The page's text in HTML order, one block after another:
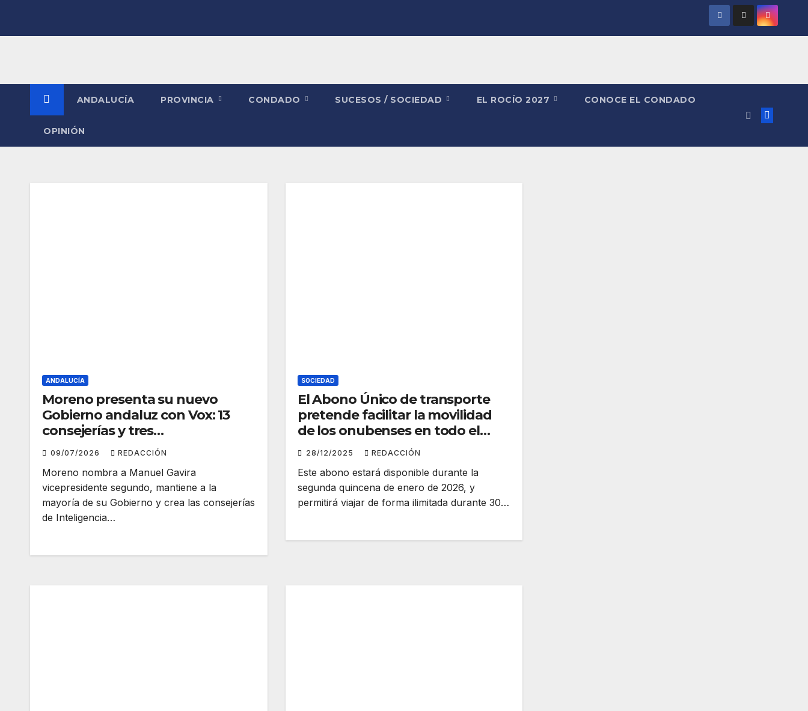
ANDALUCÍA PROVINCIA CONDADO SUCESOS / SOCIEDAD EL ROCÍO 2027 CONOCE EL CONDADO
OPINIÓN
ANDALUCÍA
Moreno presenta su nuevo
Gobierno andaluz con Vox: 13
consejerías y tres
vicepresidencias
09/07/2026 REDACCIÓN
Moreno nombra a Manuel Gavira
vicepresidente segundo, mantiene a la
mayoría de su Gobierno y crea las consejerías
de Inteligencia…
SOCIEDAD
El Abono Único de transporte
pretende facilitar la movilidad
de los onubenses en todo el
territorio nacional
28/12/2025 REDACCIÓN
Este abono estará disponible durante la
segunda quincena de enero de 2026, y
permitirá viajar de forma ilimitada durante 30…